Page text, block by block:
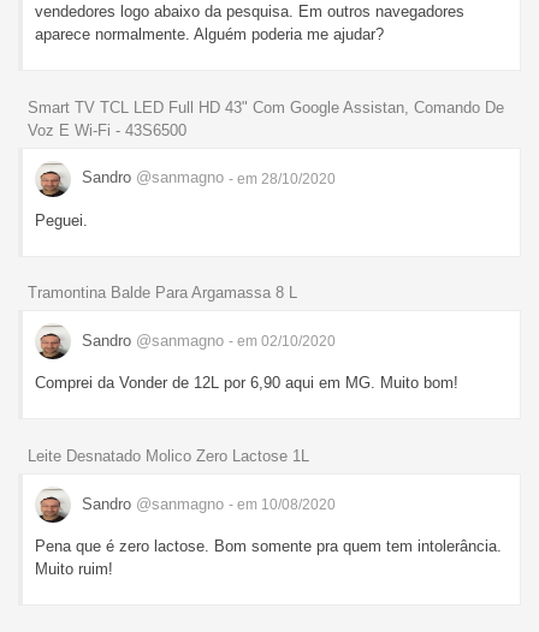
vendedores logo abaixo da pesquisa. Em outros navegadores
aparece normalmente. Alguém poderia me ajudar?
Smart TV TCL LED Full HD 43" Com Google Assistan, Comando De
Voz E Wi-Fi - 43S6500
Sandro @sanmagno - em 28/10/2020
Peguei.
Tramontina Balde Para Argamassa 8 L
Sandro @sanmagno - em 02/10/2020
Comprei da Vonder de 12L por 6,90 aqui em MG. Muito bom!
Leite Desnatado Molico Zero Lactose 1L
Sandro @sanmagno - em 10/08/2020
Pena que é zero lactose. Bom somente pra quem tem intolerância.
Muito ruim!